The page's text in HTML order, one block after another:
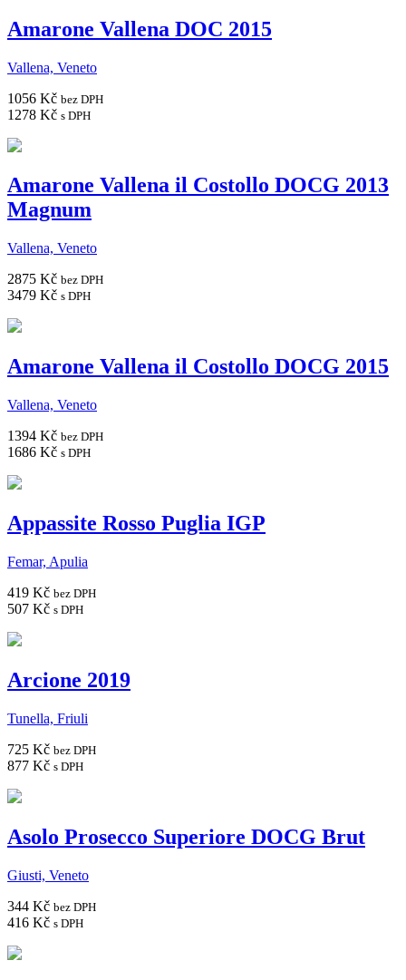
Amarone Vallena DOC 2015
Vallena, Veneto
1056 Kč bez DPH
1278 Kč s DPH
Amarone Vallena il Costollo DOCG 2013
Magnum
Vallena, Veneto
2875 Kč bez DPH
3479 Kč s DPH
Amarone Vallena il Costollo DOCG 2015
Vallena, Veneto
1394 Kč bez DPH
1686 Kč s DPH
Appassite Rosso Puglia IGP
Femar, Apulia
419 Kč bez DPH
507 Kč s DPH
Arcione 2019
Tunella, Friuli
725 Kč bez DPH
877 Kč s DPH
Asolo Prosecco Superiore DOCG Brut
Giusti, Veneto
344 Kč bez DPH
416 Kč s DPH